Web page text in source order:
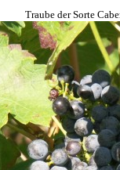
Traube der Sorte